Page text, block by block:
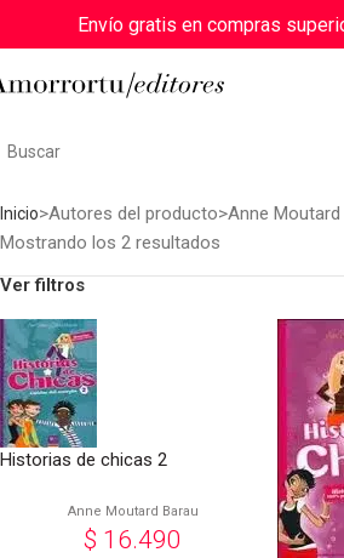
Envío gratis en compras
Inicio Autores del producto Anne Moutard
Mostrando los 2 resultados
Ver filtros
Historias de chicas 2
Anne Moutard Barau
$ 16.490